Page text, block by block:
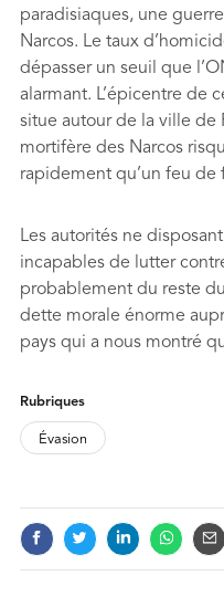
paradisiaques, une
Narcos. Le taux
dépasser un seuil que
alarmant. L’épicentre de
situe autour de la ville de
mortifère des Narcos
rapidement qu’un feu de
Les autorités ne
incapables de lutter
probablement du reste
dette morale énorme
pays qui a nous montré
FOOTNOTES
Rubriques
Évasion